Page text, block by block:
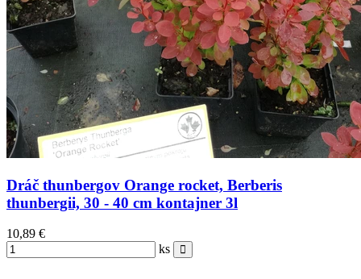
Dráč thunbergov Orange rocket, Berberis
thunbergii, 30 - 40 cm kontajner 3l
10,89 €
ks